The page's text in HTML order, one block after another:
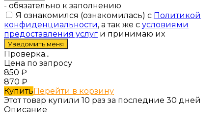
- обязательно к заполнению
Я ознакомился (ознакомилась) с Политикой
конфиденциальности, а так же с условиями
предоставления услуг и принимаю их
Проверка...
Цена по запросу
850 ₽
870 ₽
КупитьПерейти в корзину
Этот товар купили 10 раз за последние 30 дней
Описание